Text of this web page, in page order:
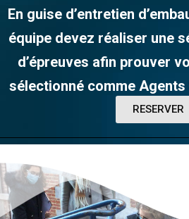
En guise d’entretien
équipe devez réaliser une
d’épreuves afin prouver
sélectionné comme Agents
RESERVER